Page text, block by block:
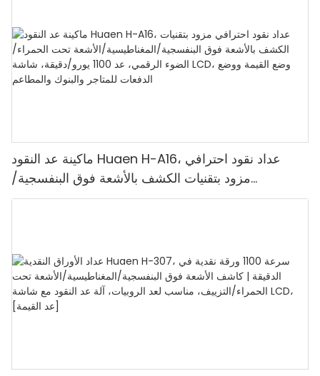
ماكينة عد النقود Huaen H-A16، عداد نقود احترافي
مزود بتقنيات الكشف بالأشعة فوق البنفسجية/
المغناطيسية/الأشعة تحت الحمراء/الضوء الرقمي، عد